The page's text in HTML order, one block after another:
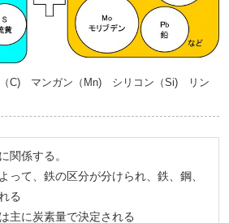
（C) マンガン（Mn) シリコン（Si) リン
関係する。
って、鉄の区分が分けられ、鉄、鋼、
る
主に炭素量で決定される